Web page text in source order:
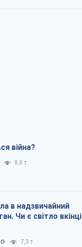
війна?
8,8 т.
в надзвичайний
Чи є світло вкінці
7,3 т.